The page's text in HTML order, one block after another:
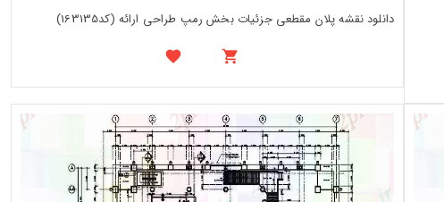
دانلود نقشه پلان مقطعی جزئیات بخش رمپ طراحی ارائه (کد163135)